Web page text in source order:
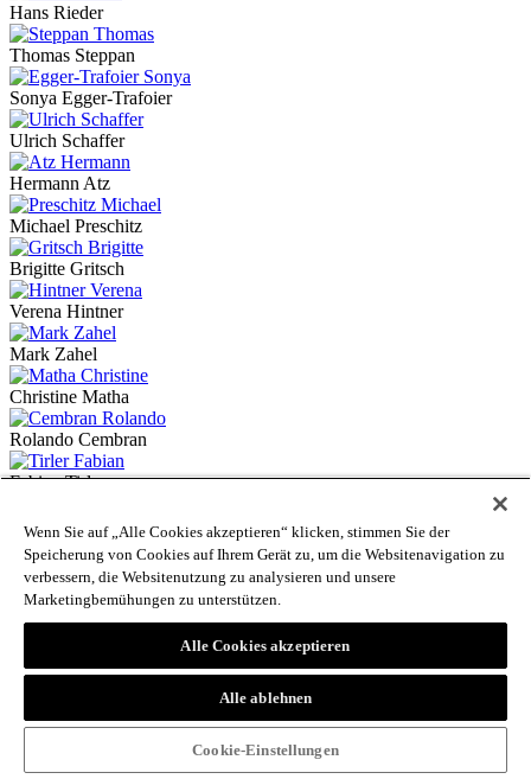
Hans Rieder
Thomas Steppan
Sonya Egger-Trafoier
Ulrich Schaffer
Hermann Atz
Michael Preschitz
Brigitte Gritsch
Verena Hintner
Mark Zahel
Christine Matha
Rolando Cembran
Fabian Tirler
Philipp Tolloi
Luigi Bressan
Lucia Longo-Endres
Wenn Sie auf „Alle Cookies akzeptieren“ klicken, stimmen Sie der
Speicherung von Cookies auf Ihrem Gerät zu, um die Websitenavigation zu
verbessern, die Websitenutzung zu analysieren und unsere
Marketingbemühungen zu unterstützen.
Alle Cookies akzeptieren
Alle ablehnen
Cookie-Einstellungen